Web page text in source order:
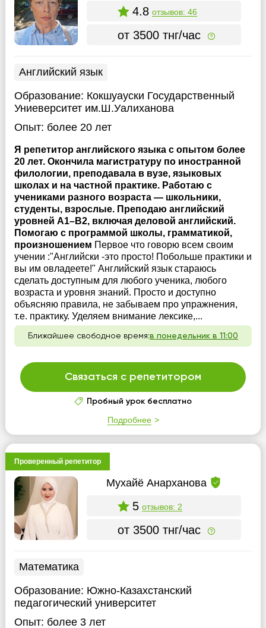
4.8 отзывов: 46
от 3500 тнг/час
Английский язык
Образование: Кокшуауски Государственный
Униеверситет им.Ш.Уалиханова
Опыт: более 20 лет
Я репетитор английского языка с опытом более
20 лет. Окончила магистратуру по иностранной
филологии, преподавала в вузе, языковых
школах и на частной практике. Работаю с
учениками разного возраста — школьники,
студенты, взрослые. Преподаю английский
уровней A1–B2, включая деловой английский.
Помогаю с программой школы, грамматикой,
произношением Первое что говорю всем своим
учении :"Английски -это просто! Побольше практики и
вы им овладеете!" Английский язык стараюсь
сделать доступным для любого ученика, любого
возраста и уровня знаний. Просто и доступно
объясняю правила, не забываем про упражнения,
т.е. практику. Уделяем внимание лексике,...
Ближайшее свободное время:в понедельник в 11:00
Связаться с репетитором
Пробный урок бесплатно
Подробнее
Проверенный репетитор
Мухайё Анарханова
5 отзывов: 2
от 3500 тнг/час
Математика
Образование: Южно-Казахстанский
педагогический университет
Опыт: более 3 лет